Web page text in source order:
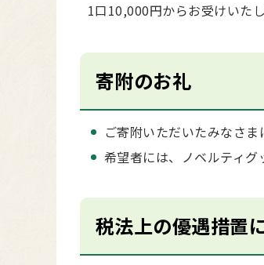
1口10,000円からお受けいたし
寄附のお礼
ご寄附いただいたみなさ
希望者には、ノベルティグ
税法上の優遇措置